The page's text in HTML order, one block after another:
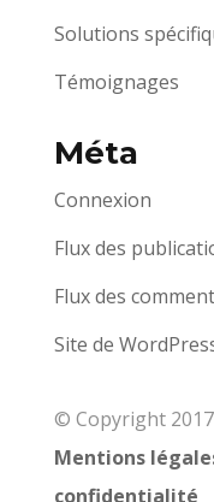
Solutions
Témoignages
Méta
Connexion
Flux des
Flux des
Site de
© Copyright
Mentions
confidentialité